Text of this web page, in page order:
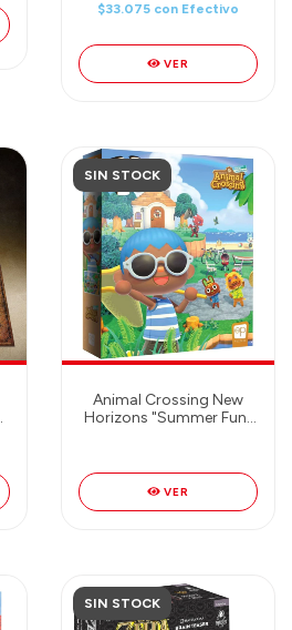
$33.075 con Efectivo
VER
SIN STOCK
Animal Crossing New
Horizons "Summer Fun"
VER
SIN STOCK